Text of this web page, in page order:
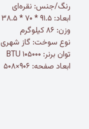
رنگ/جنس: نقره‌ای
ابعاد: ۹۱.۵ * ۷۰ * ۳۸.۵ سانتی متر
وزن: ۸۶ کیلوگرم
نوع سوخت: گاز شهری
توان برنر: ۱۰۵۰۰۰ BTU
ابعاد صفحه: ۹۰۶×۵۰۸